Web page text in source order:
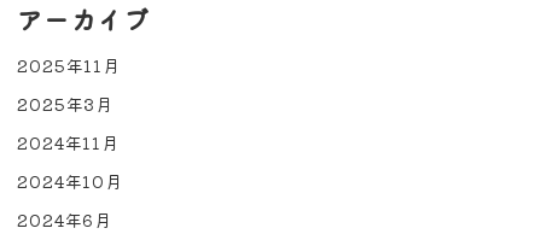
アーカイブ
2025年11月
2025年3月
2024年11月
2024年10月
2024年6月